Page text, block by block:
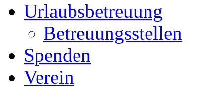
Urlaubsbetreuung
Betreuungsstellen
Spenden
Verein